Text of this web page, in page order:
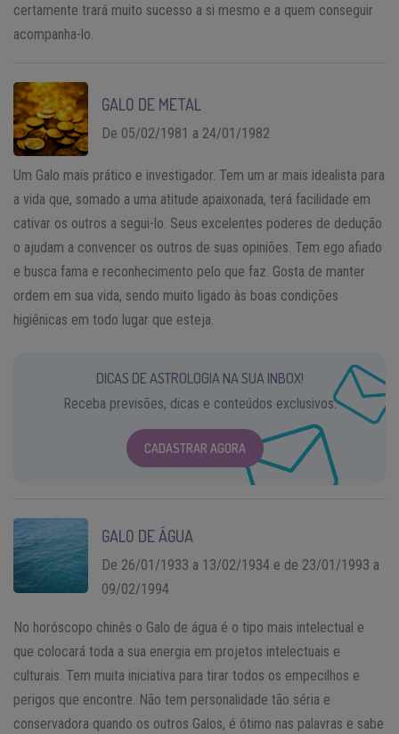
certamente trará muito sucesso a si mesmo e a quem conseguir
acompanha-lo.
GALO DE METAL
De 05/02/1981 a 24/01/1982
Um Galo mais prático e investigador. Tem um ar mais idealista para
a vida que, somado a uma atitude apaixonada, terá facilidade em
cativar os outros a segui-lo. Seus excelentes poderes de dedução
o ajudam a convencer os outros de suas opiniões. Tem ego afiado
e busca fama e reconhecimento pelo que faz. Gosta de manter
ordem em sua vida, sendo muito ligado às boas condições
higiênicas em todo lugar que esteja.
DICAS DE ASTROLOGIA NA SUA INBOX!
Receba previsões, dicas e conteúdos exclusivos.
CADASTRAR AGORA
GALO DE ÁGUA
De 26/01/1933 a 13/02/1934 e de 23/01/1993 a
09/02/1994
No horóscopo chinês o Galo de água é o tipo mais intelectual e
que colocará toda a sua energia em projetos intelectuais e
culturais. Tem muita iniciativa para tirar todos os empecilhos e
perigos que encontre. Não tem personalidade tão séria e
conservadora quando os outros Galos, é ótimo nas palavras e sabe